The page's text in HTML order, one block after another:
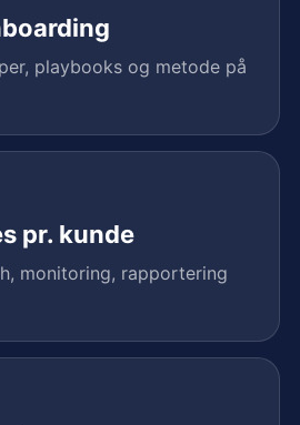
playbooks og metode på
pr. kunde
monitoring, rapportering